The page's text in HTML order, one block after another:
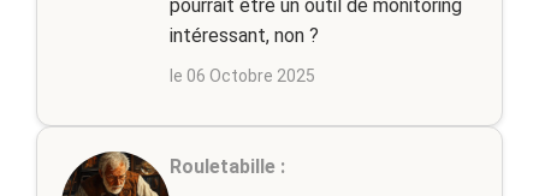
pourrait être un outil de monitoring
intéressant, non ?
le 06 Octobre 2025
Rouletabille :